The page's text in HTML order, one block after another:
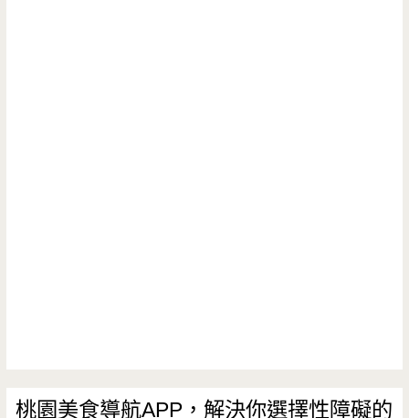
桃園美食導航APP，解決你選擇性障礙的